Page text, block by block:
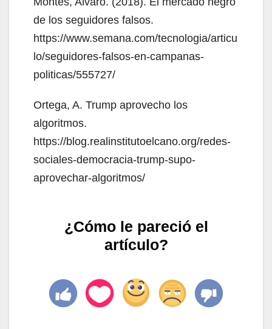
de los seguidores falsos.
https://www.semana.com/tecnologia/articu
lo/seguidores-falsos-en-campanas-
politicas/555727/
Ortega, A. Trump aprovecho los
algoritmos.
https://blog.realinstitutoelcano.org/redes-
sociales-democracia-trump-supo-
aprovechar-algoritmos/
¿Cómo le pareció el
artículo?